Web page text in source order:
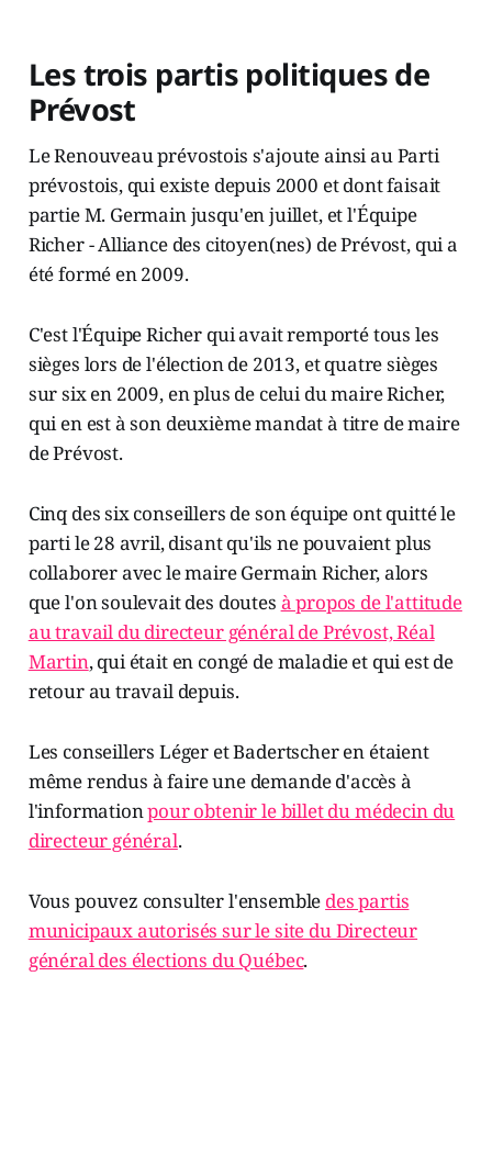
Les trois partis politiques de
Prévost
Le Renouveau prévostois s'ajoute ainsi au Parti
prévostois, qui existe depuis 2000 et dont faisait
partie M. Germain jusqu'en juillet, et l'Équipe
Richer - Alliance des citoyen(nes) de Prévost, qui a
été formé en 2009.
C'est l'Équipe Richer qui avait remporté tous les
sièges lors de l'élection de 2013, et quatre sièges
sur six en 2009, en plus de celui du maire Richer,
qui en est à son deuxième mandat à titre de maire
de Prévost.
Cinq des six conseillers de son équipe ont quitté le
parti le 28 avril, disant qu'ils ne pouvaient plus
collaborer avec le maire Germain Richer, alors
que l'on soulevait des doutes à propos de l'attitude
au travail du directeur général de Prévost, Réal
Martin, qui était en congé de maladie et qui est de
retour au travail depuis.
Les conseillers Léger et Badertscher en étaient
même rendus à faire une demande d'accès à
l'informationpour obtenir le billet du médecin du
directeur général.
Vous pouvez consulter l'ensemble des partis
municipaux autorisés sur le site du Directeur
général des élections du Québec.